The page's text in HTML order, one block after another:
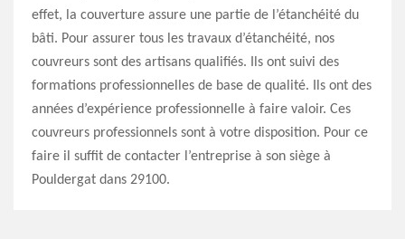
effet, la couverture assure une partie de l’étanchéité du
bâti. Pour assurer tous les travaux d’étanchéité, nos
couvreurs sont des artisans qualifiés. Ils ont suivi des
formations professionnelles de base de qualité. Ils ont des
années d’expérience professionnelle à faire valoir. Ces
couvreurs professionnels sont à votre disposition. Pour ce
faire il suffit de contacter l’entreprise à son siège à
Pouldergat dans 29100.